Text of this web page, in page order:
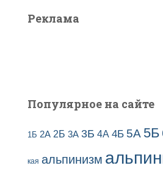
Реклама
Популярное на сайте
1Б 2А 2Б 3А 3Б 4А 4Б 5А 5Б
кая альпинизм